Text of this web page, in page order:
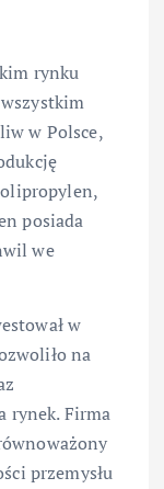
rynku
w Polsce,
posiada
we
w
na
rynek. Firma
przemysłu